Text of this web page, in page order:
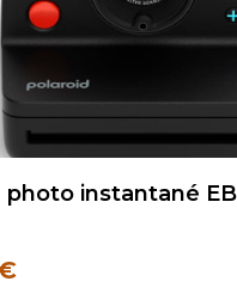
photo instantané